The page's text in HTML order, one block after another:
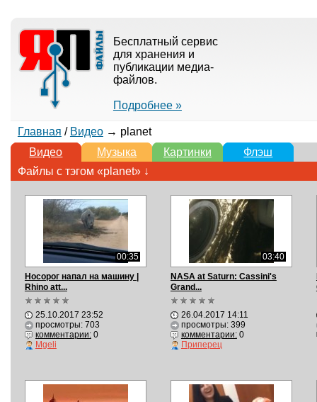
Бесплатный сервис
для хранения и
публикации медиа-
файлов.
Подробнее »
Главная / Видео→ planet
Видео
Музыка Картинки
Флэш
Файлы с тэгом «planet» ↓
00:35
Носорог напал на машину |
Rhino att...
25.10.2017 23:52
просмотры: 703
комментарии:0
Mgeli
03:40
NASA at Saturn: Cassini's
Grand...
26.04.2017 14:11
просмотры: 399
комментарии:0
Приперец